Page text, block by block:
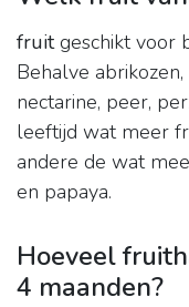
fruitgeschikt voor
Behalve
nectarine, peer,
leeftijd wat meer
andere de wat
en papaya.
Hoeveel
4 maanden?